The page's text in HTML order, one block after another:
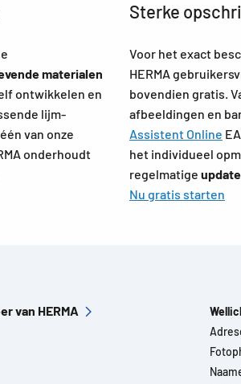
materialen
ontwikkelen en
lijm-
van onze
onderhoudt
Sterke
Voor het exact
HERMA
bovendien gratis.
afbeeldingen en
Assistent Online
het individueel
regelmatige
Nu gratis starten
van HERMA